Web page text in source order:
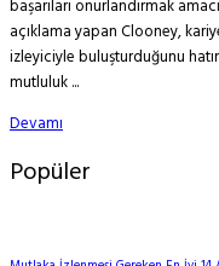
başarıları onurlandırmak
açıklama yapan Clooney,
izleyiciyle buluşturduğunu
mutluluk ...
Devamı
Popüler